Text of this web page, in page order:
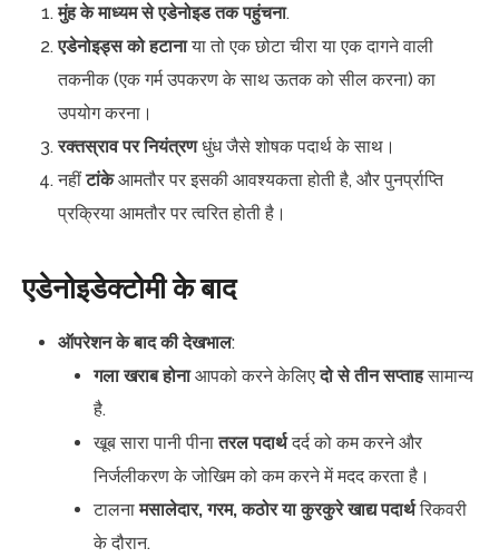
मुंह के माध्यम से एडेनोइड तक पहुंचना.
एडेनोइड्स को हटानाया तो एक छोटा चीरा या एक दागने वाली
तकनीक (एक गर्म उपकरण के साथ ऊतक को सील करना) का
उपयोग करना।
रक्तस्राव पर नियंत्रणधुंध जैसे शोषक पदार्थ के साथ।
नहींटांकेआमतौर पर इसकी आवश्यकता होती है, और पुनर्प्राप्ति
प्रक्रिया आमतौर पर त्वरित होती है।
एडेनोइडेक्टोमी के बाद
ऑपरेशन के बाद की देखभाल:
गला खराब होनाआपको करने केलिएदो से तीन सप्ताहसामान्य
है.
खूब सारा पानी पीनातरल पदार्थदर्द को कम करने और
निर्जलीकरण के जोखिम को कम करने में मदद करता है।
टालनामसालेदार, गरम, कठोर या कुरकुरे खाद्य पदार्थरिकवरी
के दौरान.